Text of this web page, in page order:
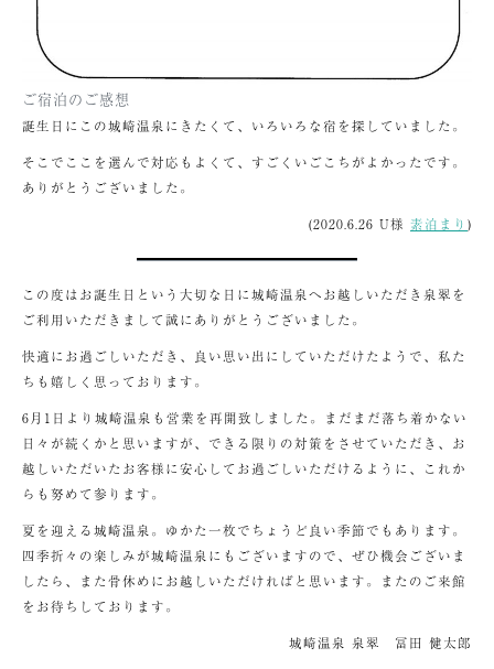
ご宿泊のご感想
誕生日にこの城崎温泉にきたくて、いろいろな宿を探していました。
そこでここを選んで対応もよくて、すごくいごこちがよかったです。
ありがとうございました。
(2020.6.26 U様 素泊まり )
この度はお誕生日という大切な日に城崎温泉へお越しいただき泉翠を
ご利用いただきまして誠にありがとうございました。
快適にお過ごしいただき、良い思い出にしていただけたようで、私た
ちも嬉しく思っております。
6月1日より城崎温泉も営業を再開致しました。まだまだ落ち着かない
日々が続くかと思いますが、できる限りの対策をさせていただき、お
越しいただいたお客様に安心してお過ごしいただけるように、これか
らも努めて参ります。
夏を迎える城崎温泉。ゆかた一枚でちょうど良い季節でもあります。
四季折々の楽しみが城崎温泉にもございますので、ぜひ機会ございま
したら、また骨休めにお越しいただければと思います。またのご来館
をお待ちしております。
城崎温泉 泉翠 冨田 健太郎